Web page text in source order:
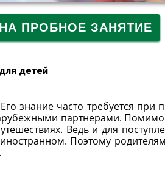
ПРОБНОЕ ЗАНЯТИЕ
детей
знание часто требуется при
партнерами. Помимо
Ведь и для
Поэтому